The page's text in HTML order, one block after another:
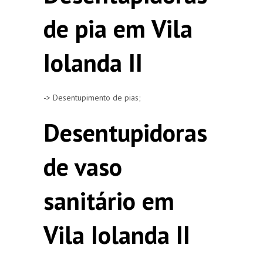
de pia em Vila
Iolanda II
-> Desentupimento de pias;
Desentupidoras
de vaso
sanitário em
Vila Iolanda II